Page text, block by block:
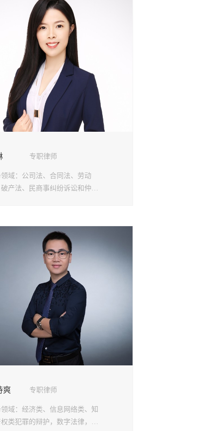
专职律师
域： 公司法、合同法、劳动
产法、民商事纠纷诉讼和仲裁
爽 专职律师
域： 经济类、信息网络类、知
类犯罪的辩护，数字法律，网